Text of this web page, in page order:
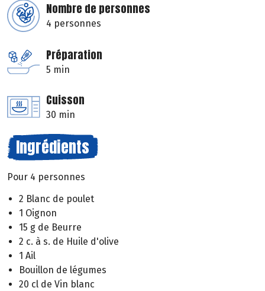
Nombre de personnes
4 personnes
Préparation
5 min
Cuisson
30 min
Ingrédients
Pour 4 personnes
2 Blanc de poulet
1 Oignon
15 g de Beurre
2 c. à s. de Huile d'olive
1 Ail
Bouillon de légumes
20 cl de Vin blanc